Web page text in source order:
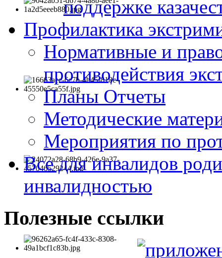
поддержке
Профилактика
Нормативные и
противодействия
Планы Отчеты
Методические
Мероприятия по
Все для инвалидов
инвалидностью
Полезные ссылки